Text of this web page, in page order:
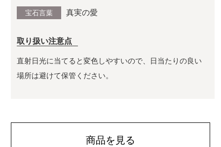
宝石言葉 真実の愛
取り扱い注意点
直射日光に当てると変色しやすいので、日当たりの良い
場所は避けて保管ください。
商品を見る